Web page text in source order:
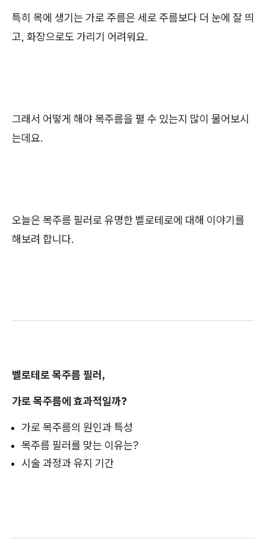
특히 목에 생기는 가로 주름은 세로 주름보다 더 눈에 잘 띄
고, 화장으로도 가리기 어려워요.
그래서 어떻게 해야 목주름을 펼 수 있는지 많이 물어보시
는데요.
오늘은 목주름 필러로 유명한 벨로테로에 대해 이야기를
해보려 합니다.
벨로테로 목주름 필러,
가로 목주름에 효과적일까?
가로 목주름의 원인과 특성
목주름 필러를 맞는 이유는?
시술 과정과 유지 기간